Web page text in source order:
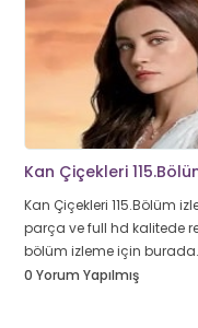
Kan Çiçekleri
Kan Çiçekleri 115.Bölüm
parça ve full hd kalitede
bölüm izleme için burada.
0 Yorum Yapılmış